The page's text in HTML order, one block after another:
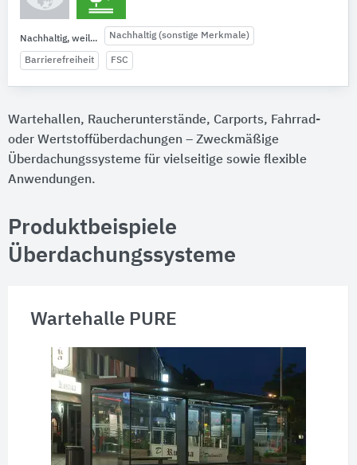
Nachhaltig, weil... Nachhaltig (sonstige Merkmale)
Barrierefreiheit FSC
Wartehallen, Raucherunterstände, Carports, Fahrrad-
oder Wertstoffüberdachungen – Zweckmäßige
Überdachungssysteme für vielseitige sowie flexible
Anwendungen.
Produktbeispiele
Überdachungssysteme
Wartehalle PURE